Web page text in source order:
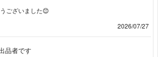
ございました😊
2026/07/27
品者です